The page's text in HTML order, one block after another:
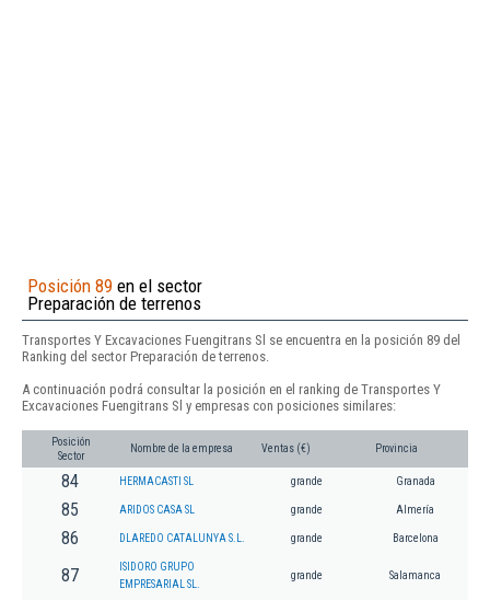
Posición 89 en el sector
Preparación de terrenos
Transportes Y Excavaciones Fuengitrans Sl se encuentra en la posición 89 del
Ranking del sector Preparación de terrenos.
A continuación podrá consultar la posición en el ranking de Transportes Y
Excavaciones Fuengitrans Sl y empresas con posiciones similares:
Posición
Sector
Nombre de la empresa Ventas (€) Provincia
84 HERMACASTI SL grande Granada
85 ARIDOS CASA SL grande Almería
86 DLAREDO CATALUNYA S.L. grande Barcelona
87
ISIDORO GRUPO
EMPRESARIAL SL.
grande Salamanca